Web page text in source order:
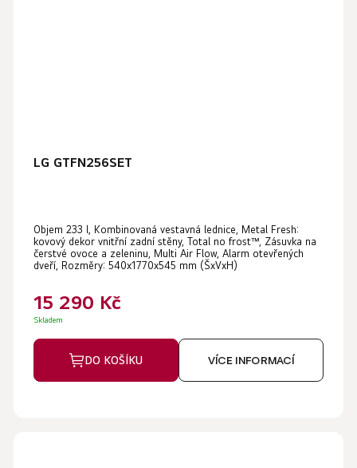
LG GTFN256SET
Objem 233 l, Kombinovaná vestavná lednice, Metal Fresh:
kovový dekor vnitřní zadní stěny, Total no frost™, Zásuvka na
čerstvé ovoce a zeleninu, Multi Air Flow, Alarm otevřených
dveří, Rozměry: 540x1770x545 mm (ŠxVxH)
15 290 Kč
Skladem
DO KOŠÍKU VÍCE INFORMACÍ